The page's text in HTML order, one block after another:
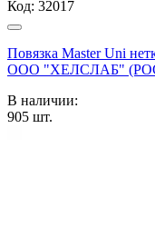
Код: 32017
Повязка Master Uni
ООО "ХЕЛСЛАБ"
В наличии:
905 шт.